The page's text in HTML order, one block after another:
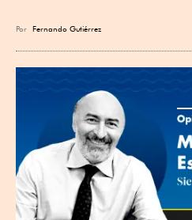
Por Fernando Gutiérrez